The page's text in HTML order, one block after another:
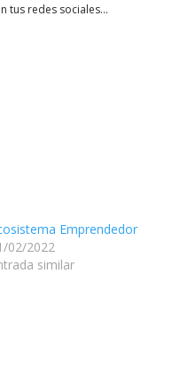
tus redes sociales...
Emprendedor
02/2022
similar